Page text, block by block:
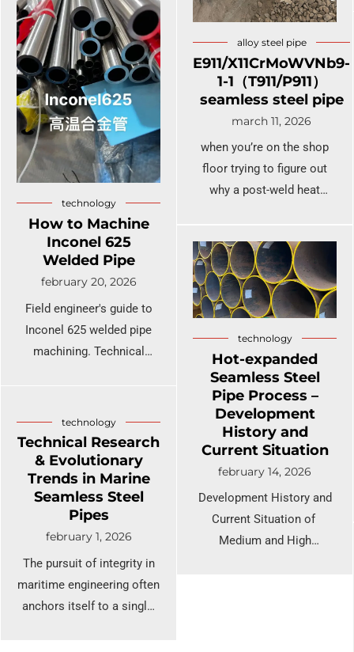
soldado
alloy steel pipe
E911/X11CrMoWVNb9-
1-1（T911/P911）
seamless steel pipe
march 11, 2026
when you’re on the shop
floor trying to figure out
why a post-weld heat
going deep into E911, also
known by its EN
designation
X11CrMoWVNb9-1-1, and
its ASME siblings T91
(tube) and P91 (pipe).
technology
How to Machine
Inconel 625
Welded Pipe
february 20, 2026
Field engineer's guide to
Inconel 625 welded pipe
machining. Technical
solutions for seamless
processing of nickel alloy
625.
technology
Hot-expanded
Seamless Steel
Pipe Process –
Development
History and
Current Situation
february 14, 2026
Development History and
Current Situation of
Medium and High
technology
Technical Research
& Evolutionary
Trends in Marine
Seamless Steel
Pipes
february 1, 2026
The pursuit of integrity in
maritime engineering often
anchors itself to a single,